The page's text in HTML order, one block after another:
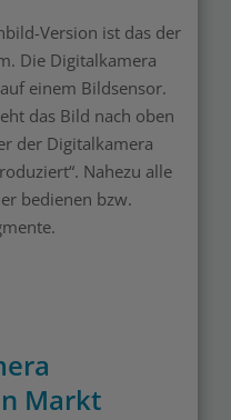
Version ist das der
Die Digitalkamera
einem Bildsensor.
das Bild nach oben
der Digitalkamera
Nahezu alle
bedienen bzw.
Markt